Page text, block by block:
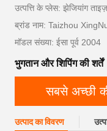
उत्पत्ति के प्लेस: झेजियांग
ब्रांड नाम: Taizhou
मॉडल संख्या: ईसा पूर्व 2004
भुगतान और शिपिंग की शर्तें
सबसे अच्छी
उत्पाद का विवरण